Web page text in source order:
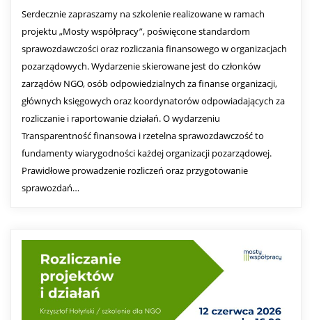
Serdecznie zapraszamy na szkolenie realizowane w ramach
projektu „Mosty współpracy”, poświęcone standardom
sprawozdawczości oraz rozliczania finansowego w organizacjach
pozarządowych. Wydarzenie skierowane jest do członków
zarządów NGO, osób odpowiedzialnych za finanse organizacji,
głównych księgowych oraz koordynatorów odpowiadających za
rozliczanie i raportowanie działań. O wydarzeniu
Transparentność finansowa i rzetelna sprawozdawczość to
fundamenty wiarygodności każdej organizacji pozarządowej.
Prawidłowe prowadzenie rozliczeń oraz przygotowanie
sprawozdań…